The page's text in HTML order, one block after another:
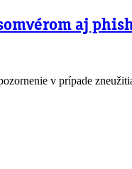
aj
v prípade